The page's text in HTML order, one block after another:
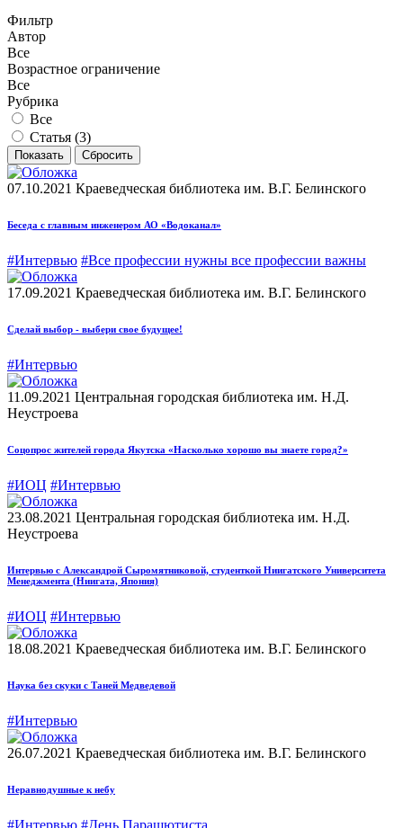
Фильтр
Автор
Все
Возрастное ограничение
Все
Рубрика
Все
Статья (3)
07.10.2021 Краеведческая библиотека им. В.Г. Белинского
Беседа с главным инженером АО «Водоканал»
#Интервью #Все профессии нужны все профессии важны
17.09.2021 Краеведческая библиотека им. В.Г. Белинского
Сделай выбор - выбери свое будущее!
#Интервью
11.09.2021 Центральная городская библиотека им. Н.Д.
Неустроева
Соцопрос жителей города Якутска «Насколько хорошо вы знаете город?»
#ИОЦ #Интервью
23.08.2021 Центральная городская библиотека им. Н.Д.
Неустроева
Интервью с Александрой Сыромятниковой, студенткой Ниигатского Университета
Менеджмента (Ниигата, Япония)
#ИОЦ #Интервью
18.08.2021 Краеведческая библиотека им. В.Г. Белинского
Наука без скуки с Таней Медведевой
#Интервью
26.07.2021 Краеведческая библиотека им. В.Г. Белинского
Неравнодушные к небу
#Интервью #День Парашютиста